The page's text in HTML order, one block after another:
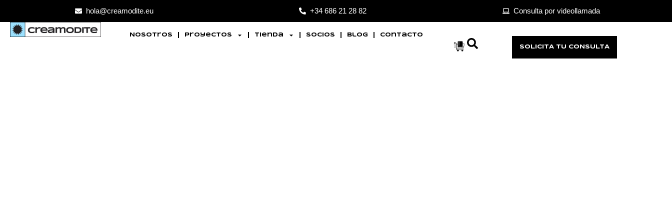
hola@creamodite.eu +34 686 21 28 82 Consulta por videollamada
Nosotros Proyectos Tienda Socios Blog Contacto
SOLICITA TU CONSULTA